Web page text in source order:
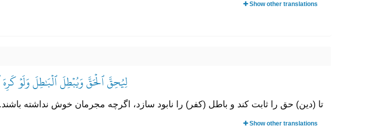
Show other translations
لِيُحِقَّ ٱلۡحَقَّ وَيُبۡطِلَ ٱلۡبَٰطِلَ وَلَوۡ
تا (دین) حق را ثابت کند و باطل (کفر) را نابود سازد، اگرچه مجرمان خوش نداشته باشند.
Show other translations